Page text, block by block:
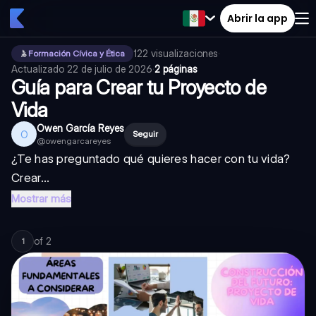
Abrir la app
Formación Cívica y Ética 122 visualizaciones·
Actualizado 22 de julio de 2026·2 páginas
Guía para Crear tu Proyecto de
Vida
O Owen García Reyes
@owengarcareyes
Seguir
¿Te has preguntado qué quieres hacer con tu vida?
Crear...
Mostrar más
1 of 2